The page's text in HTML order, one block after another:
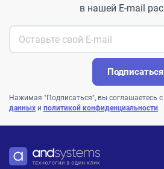
в нашей E-mail
Подписаться
Нажимая "Подписаться", вы соглашаетесь с
данных и политикой конфиденциальности.